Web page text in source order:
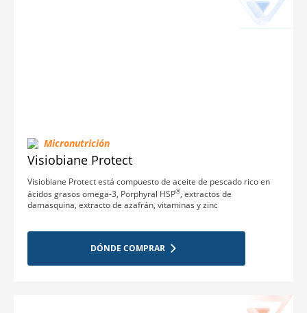
Micronutrición
Visiobiane Protect
Visiobiane Protect está compuesto de aceite de pescado rico en
ácidos grasos omega-3, Porphyral HSP®, extractos de
damasquina, extracto de azafrán, vitaminas y zinc
DÓNDE COMPRAR